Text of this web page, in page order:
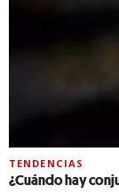
TENDENCIAS
¿Cuándo hay